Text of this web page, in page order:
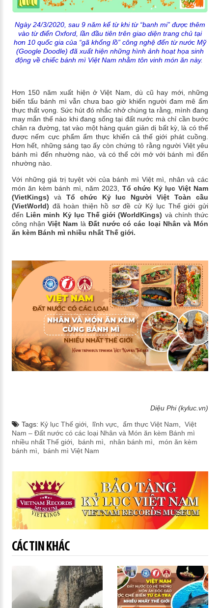
Ngày 24/3/2020, sau 9 năm kể từ khi từ “banh mi” được thêm
vào từ điển Oxford, lần đầu tiên trên giao diện trang chủ tại
hơn 10 quốc gia của “gã khổng lồ” công nghệ đến từ nước Mỹ
(Google Doodle) đã xuất hiện những hình ảnh hoạt họa sinh
động về chiếc bánh mì Việt Nam nhằm tôn vinh món ăn này.
Hơn 150 năm xuất hiện ở Việt Nam, dù cũ hay mới, những
biến tấu bánh mì vẫn chưa bao giờ khiến người đam mê ẩm
thực thất vọng. Sức hút đó nhắc nhở chúng ta rằng, mình đang
may mắn thế nào khi đang sống tại đất nước mà chỉ cần bước
chân ra đường, tạt vào một hàng quán giản dị bất kỳ, là có thể
được nếm cực phẩm ẩm thực khiến cả thế giới phát cuồng.
Hơn hết, những sáng tạo ấy còn chứng tỏ rằng người Việt yêu
bánh mì đến nhường nào, và có thể cởi mở với bánh mì đến
nhường nào.
Với những giá trị tuyệt vời của bánh mì Việt mì, nhân và các
món ăn kèm bánh mì, năm 2023, Tổ chức Kỷ lục Việt Nam
(VietKings) và Tổ chức Kỷ luc Người Việt Toàn cầu
(VietWorld) đã hoàn thiện hồ sơ đề cử Kỷ lục Thế giới gửi
đến Liên minh Kỷ lục Thế giới (WorldKings) và chính thức
công nhậnViệt Nam là Đất nước có các loại Nhân và Món
ăn kèm Bánh mì nhiều nhất Thế giới.
Diệu Phi (kyluc.vn)
Tags: Kỷ lục Thế giới, lĩnh vực, ẩm thực Việt Nam
Việt
Nam – Đất nước có các loại Nhân và Món ăn kèm Bánh mì
nhiều nhất Thế giới, bánh mì nhân bánh mì
món ăn kèm
bánh mì
bánh mì Việt Nam
CÁC TIN KHÁC